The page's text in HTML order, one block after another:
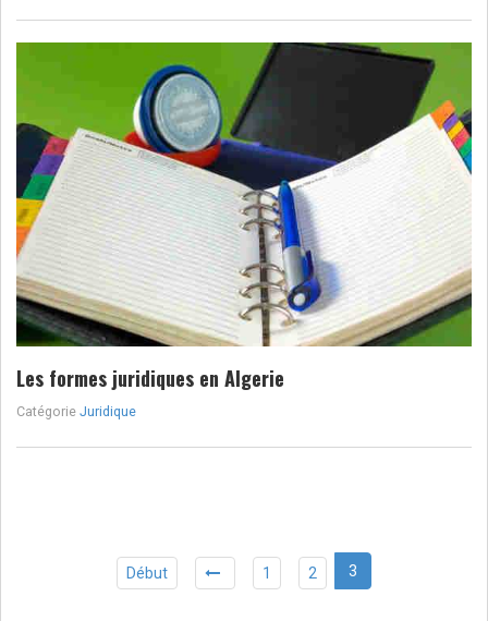
Les formes juridiques en Algerie
Catégorie Juridique
Début 1 2 3